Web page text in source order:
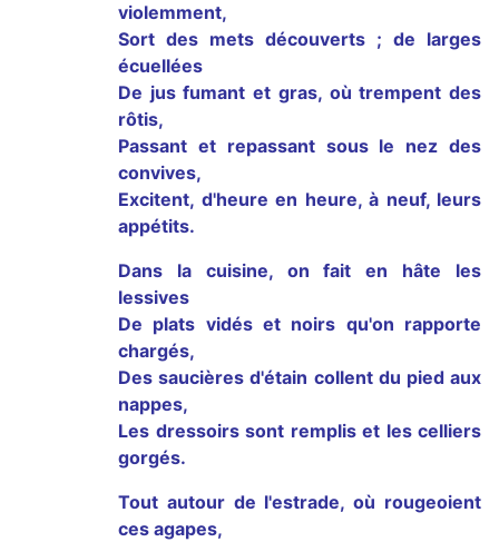
violemment,
Sort des mets découverts ; de larges
écuellées
De jus fumant et gras, où trempent des
rôtis,
Passant et repassant sous le nez des
convives,
Excitent, d'heure en heure, à neuf, leurs
appétits.
Dans la cuisine, on fait en hâte les
lessives
De plats vidés et noirs qu'on rapporte
chargés,
Des saucières d'étain collent du pied aux
nappes,
Les dressoirs sont remplis et les celliers
gorgés.
Tout autour de l'estrade, où rougeoient
ces agapes,